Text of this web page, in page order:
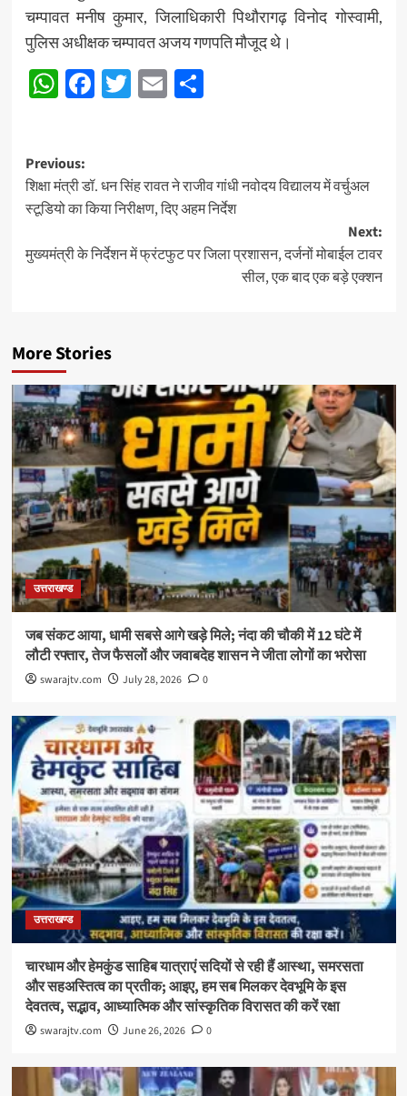
चम्पावत मनीष कुमार, जिलाधिकारी पिथौरागढ़ विनोद गोस्वामी,
पुलिस अधीक्षक चम्पावत अजय गणपति मौजूद थे।
WhatsApp
Facebook
Twitter
EmailShare
Post
navigation
Previous:
शिक्षा मंत्री डॉ. धन सिंह रावत ने राजीव गांधी नवोदय विद्यालय में वर्चुअल
स्टूडियो का किया निरीक्षण, दिए अहम निर्देश
Next:
मुख्यमंत्री के निर्देशन में फ्रंटफुट पर जिला प्रशासन, दर्जनों मोबाईल टावर
सील, एक बाद एक बड़े एक्शन
More Stories
उत्तराखण्ड
जब संकट आया, धामी सबसे आगे खड़े मिले; नंदा की चौकी में 12 घंटे में
लौटी रफ्तार, तेज फैसलों और जवाबदेह शासन ने जीता लोगों का भरोसा
swarajtv.com July 28, 2026 0
उत्तराखण्ड
चारधाम और हेमकुंड साहिब यात्राएं सदियों से रही हैं आस्था, समरसता
और सहअस्तित्व का प्रतीक; आइए, हम सब मिलकर देवभूमि के इस
देवतत्व, सद्भाव, आध्यात्मिक और सांस्कृतिक विरासत की करें रक्षा
swarajtv.com June 26, 2026 0